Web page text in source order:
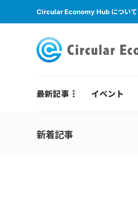
Circular Economy Hub について
最新記事 イベント
新着記事